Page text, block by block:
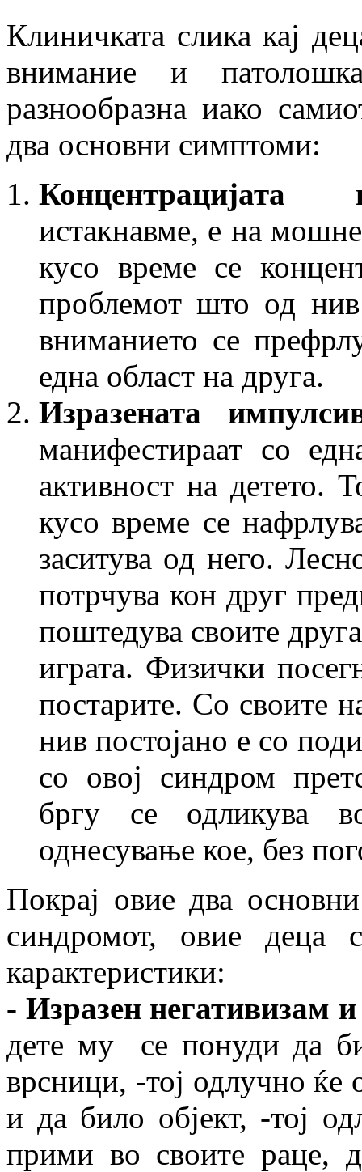
Клиничката слика кај
внимание и
разнообразна иако
два основни симптоми:
истакнавме, е на
кусо време се
проблемот што од
вниманието се
една област на друга.
Изразената
манифестираат со
активност на детето.
кусо време се
заситува од него.
потрчува кон друг
поштедува своите
играта. Физички
постарите. Со своите
нив постојано е со
со овој синдром
бргу се одликува
однесување кое, без
Покрај овие два
синдромот, овие деца
карактеристики:
- Изразен негативизам
дете му се понуди да
врсници, -тој одлучно
и да било објект, -тој
прими во своите раце,